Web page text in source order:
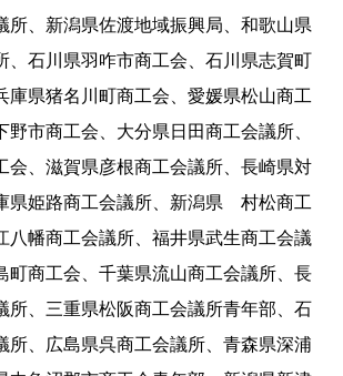
所、新潟県佐渡地域振興局、和歌山県
、石川県羽咋市商工会、石川県志賀町
庫県猪名川町商工会、愛媛県松山商工
野市商工会、大分県日田商工会議所、
会、滋賀県彦根商工会議所、長崎県対
県姫路商工会議所、新潟県 村松商工
幡商工会議所、福井県武生商工会議
町商工会、千葉県流山商工会議所、長
所、三重県松阪商工会議所青年部、石
所、広島県呉商工会議所、青森県深浦